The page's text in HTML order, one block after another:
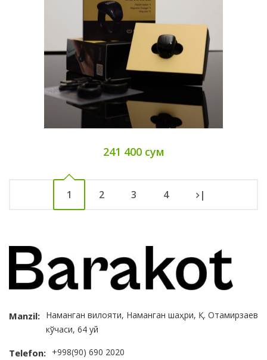
241 400 сум
1 2 3 4 |
Manzil: Наманган вилояти, Наманган шаҳри, Қ. Отамирзаев
кўчаси, 64 уй
Telefon: +998(90) 690 2020